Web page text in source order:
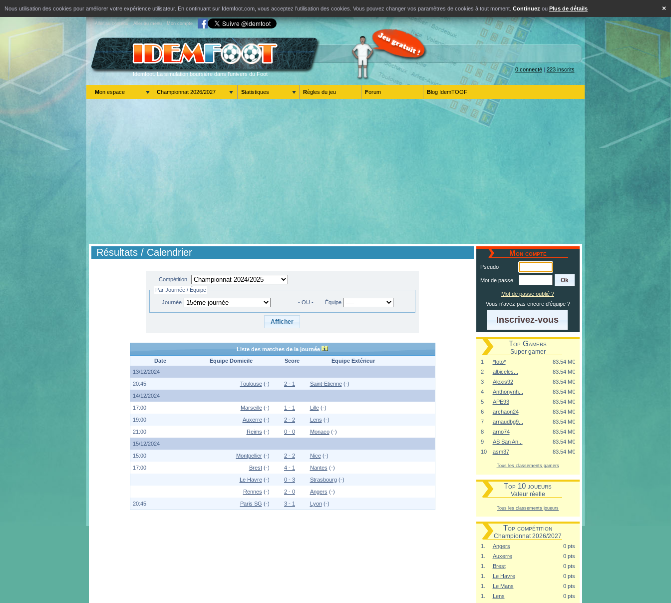
×
Nous utilisation des cookies pour améliorer votre expérience utilisateur. En continuant sur Idemfoot.com, vous acceptez l'utilisation des cookies. Vous pouvez changer vos paramètres de cookies à tout moment. Continuez ou Plus de détails
Aller au contenu Aller au menu Mon compte
Idemfoot. La simulation boursière dans l'univers du Foot
0 connecté| 223 inscrits
Mon espace Championnat 2026/2027 Statistiques Règles du jeu Forum Blog IdemTOOF
Résultats / Calendrier
Compétition
Par Journée / Équipe
Journée - OU - Équipe
Liste des matches de la journée
Date
Equipe Domicile Score
Equipe Extérieur
13/12/2024
20:45
Toulouse(-) 2 - 1 Saint-Etienne(-)
14/12/2024
17:00
Marseille(-) 1 - 1 Lille(-)
19:00
Auxerre(-) 2 - 2 Lens (-)
21:00
Reims (-) 0 - 0 Monaco(-)
15/12/2024
15:00
Montpellier(-) 2 - 2 Nice(-)
17:00
Brest(-) 4 - 1 Nantes (-)
Le Havre(-) 0 - 3 Strasbourg(-)
Rennes (-) 2 - 0 Angers (-)
20:45
Paris SG (-) 3 - 1 Lyon(-)
Mon compte
Pseudo
Mot de passe
Mot de passe oublié ?
Vous n'avez pas encore d'équipe ?
Inscrivez-vous
Top Gamers
Super gamer
1 *toto*
83.54 M€
2
albiceles...
83.54 M€
3
Alexis92
83.54 M€
4
Anthonynh...
83.54 M€
5
APE93
83.54 M€
6
archaon24
83.54 M€
7
arnaudbg9...
83.54 M€
8
arno74
83.54 M€
9
AS San An...
83.54 M€
10
asm37 83.54 M€
Tous les classements gamers
Top 10 joueurs
Valeur réelle
Tous les classements joueurs
Top compétition
Championnat 2026/2027
1. Angers
0 pts
1.
Auxerre
0 pts
1.
Brest
0 pts
1.
Le Havre
0 pts
1.
Le Mans
0 pts
1.
Lens
0 pts